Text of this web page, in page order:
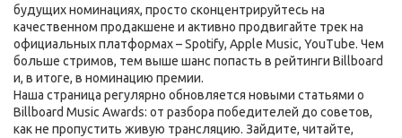
будущих номинациях, просто сконцентрируйтесь на
качественном продакшене и активно продвигайте трек на
официальных платформах – Spotify, Apple Music, YouTube. Чем
больше стримов, тем выше шанс попасть в рейтинги Billboard
и, в итоге, в номинацию премии.
Наша страница регулярно обновляется новыми статьями о
Billboard Music Awards: от разбора победителей до советов,
как не пропустить живую трансляцию. Зайдите, читайте,